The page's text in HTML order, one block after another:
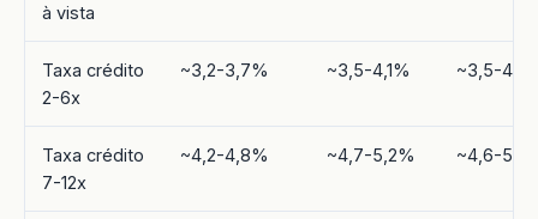
à vista
Taxa crédito
2-6x
~3,2-3,7% ~3,5-4,1% ~3,5-
Taxa crédito
7-12x
~4,2-4,8% ~4,7-5,2% ~4,6-